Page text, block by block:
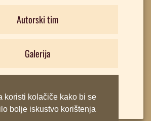
koristi kolačiče kako bi se
bolje iskustvo korištenja
Autorski tim
Galerija